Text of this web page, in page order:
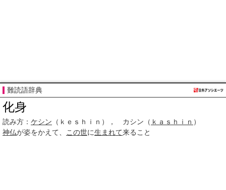
難読語辞典
化身
読み方： ケシン （ｋｅｓｈｉｎ）， カシン（ ｋａｓｈｉｎ ）
神仏が姿をかえて、 この世に生まれて来ること